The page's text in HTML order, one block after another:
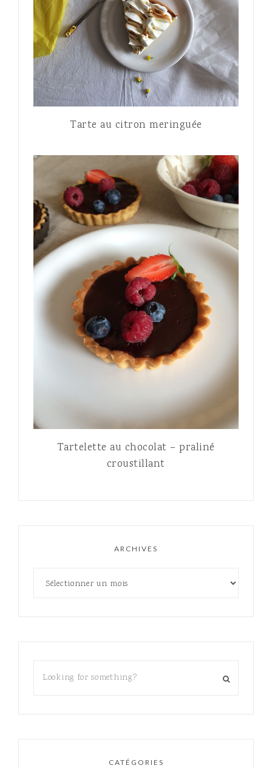
Tarte au citron meringuée
Tartelette au chocolat – praliné
croustillant
ARCHIVES
CATÉGORIES